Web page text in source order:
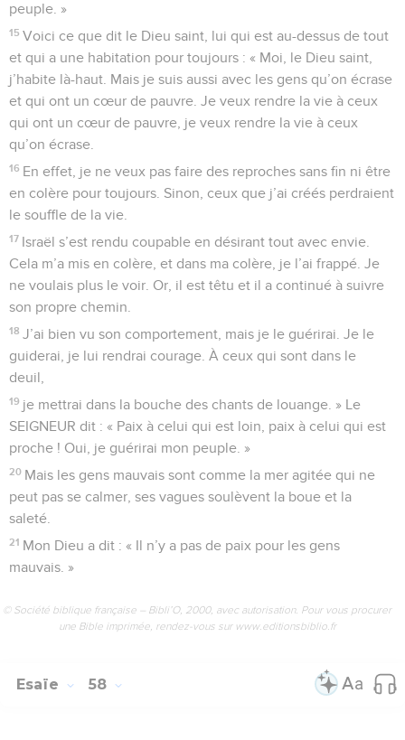
peuple. »
15 Voici ce que dit le Dieu saint, lui qui est au-dessus de tout
et qui a une habitation pour toujours : « Moi, le Dieu saint,
j’habite là-haut. Mais je suis aussi avec les gens qu’on écrase
et qui ont un cœur de pauvre. Je veux rendre la vie à ceux
qui ont un cœur de pauvre, je veux rendre la vie à ceux
qu’on écrase.
16 En effet, je ne veux pas faire des reproches sans fin ni être
en colère pour toujours. Sinon, ceux que j’ai créés perdraient
le souffle de la vie.
17 Israël s’est rendu coupable en désirant tout avec envie.
Cela m’a mis en colère, et dans ma colère, je l’ai frappé. Je
ne voulais plus le voir. Or, il est têtu et il a continué à suivre
son propre chemin.
18 J’ai bien vu son comportement, mais je le guérirai. Je le
guiderai, je lui rendrai courage. À ceux qui sont dans le
deuil,
19 je mettrai dans la bouche des chants de louange. » Le
SEIGNEUR dit : « Paix à celui qui est loin, paix à celui qui est
proche ! Oui, je guérirai mon peuple. »
20 Mais les gens mauvais sont comme la mer agitée qui ne
peut pas se calmer, ses vagues soulèvent la boue et la
saleté.
21 Mon Dieu a dit : « Il n’y a pas de paix pour les gens
mauvais. »
© Société biblique française – Bibli’O, 2000, avec autorisation. Pour vous procurer
une Bible imprimée, rendez-vous sur www.editionsbiblio.fr
Esaïe 58